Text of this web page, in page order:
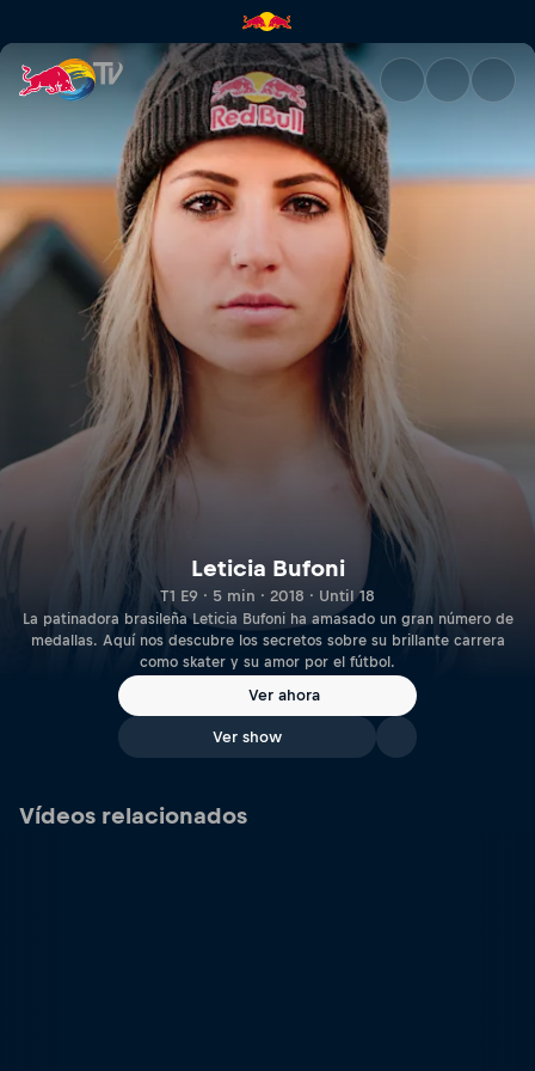
Leticia Bufoni | Red Bull TV
Leticia Bufoni
T1 E9 · 5 min · 2018 · Until 18
La patinadora brasileña Leticia Bufoni ha amasado un gran número de
medallas. Aquí nos descubre los secretos sobre su brillante carrera
como skater y su amor por el fútbol.
Ver ahora
Ver show
Vídeos relacionados